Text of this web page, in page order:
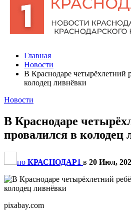
Главная
Новости
В Краснодаре четырёхлетний
колодец ливнёвки
Новости
В Краснодаре
провалился в колодец
по КРАСНОДАР1 в 20 Июл,
pixabay.com